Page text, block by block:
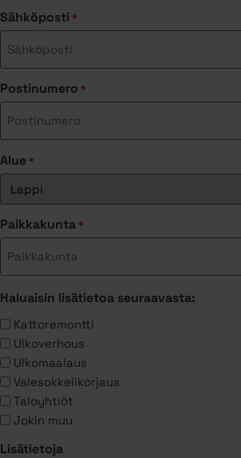
Sähköposti *
Postinumero *
Alue *
Paikkakunta *
Haluaisin lisätietoa seuraavasta:
Kattoremontti
Ulkoverhous
Ulkomaalaus
Valesokkelikorjaus
Taloyhtiöt
Jokin muu
Lisätietoja